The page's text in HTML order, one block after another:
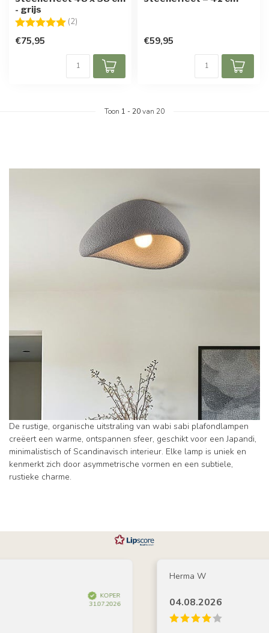
- grijs
Beoordeling: (2)
€75,95 €59,95
Toon 1 - 20van 20
De rustige, organische uitstraling van wabi sabi plafondlampen
creëert een warme, ontspannen sfeer, geschikt voor een Japandi,
minimalistisch of Scandinavisch interieur. Elke lamp is uniek en
kenmerkt zich door asymmetrische vormen en een subtiele,
rustieke charme.
KOPER
31.07.2026
Herma W
04.08.2026